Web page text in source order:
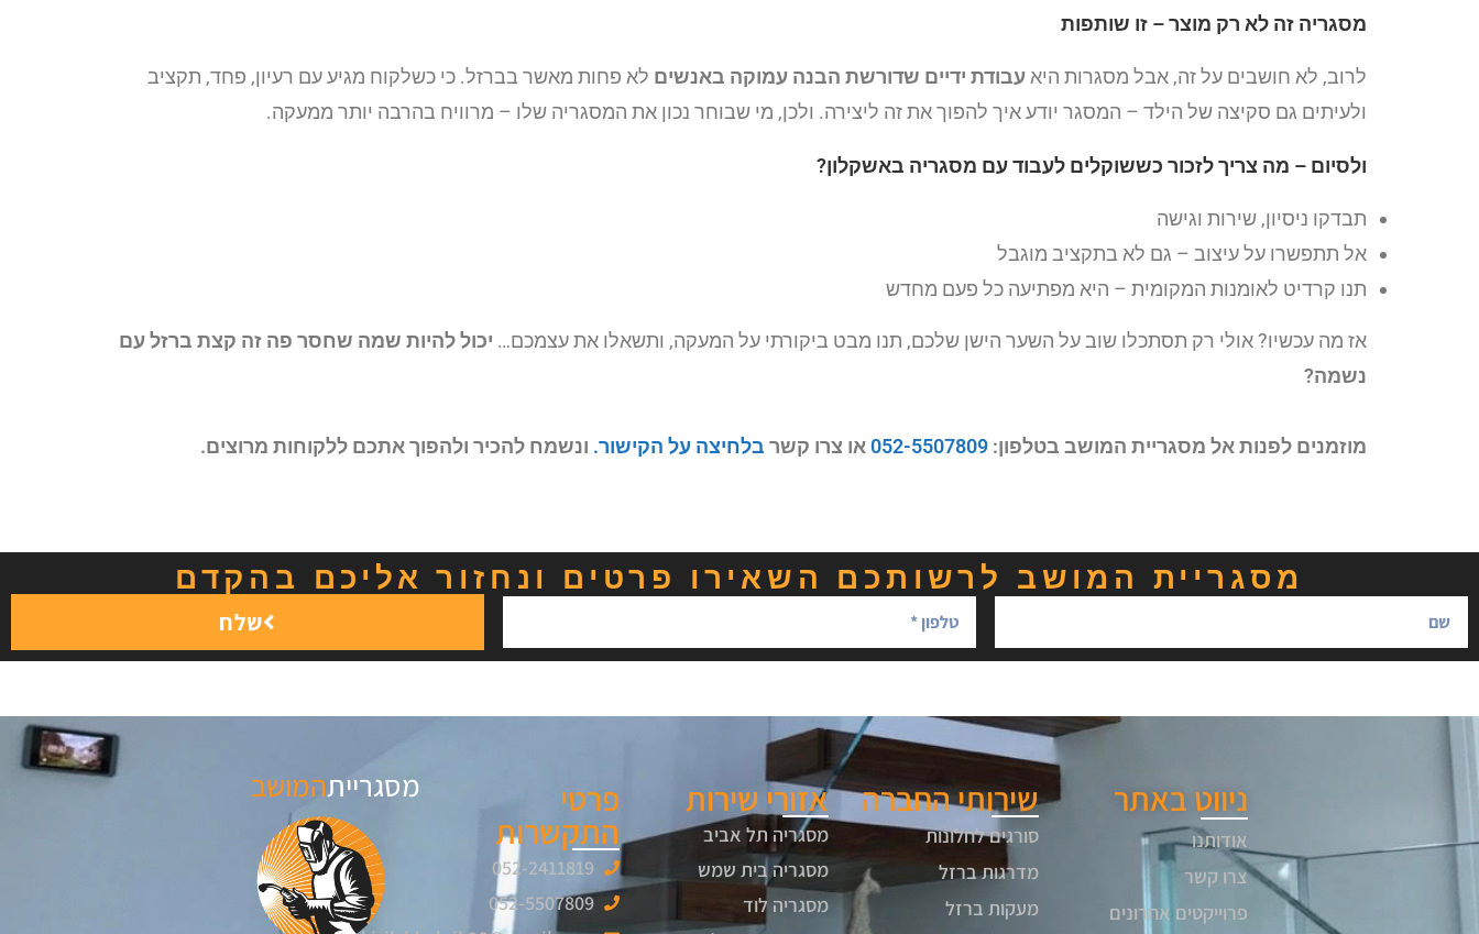
מסגריה זה לא רק מוצר – זו שותפות
לרוב, לא חושבים על זה, אבל מסגרות היאעבודת ידיים שדורשת הבנה עמוקה באנשים לא פחות מאשר בברזל. כי כשלקוח מגיע עם רעיון, פחד, תקציב
ולעיתים גם סקיצה של הילד – המסגר יודע איך להפוך את זה ליצירה. ולכן, מי שבוחר נכון את המסגריה שלו – מרוויח בהרבה יותר ממעקה.
ולסיום – מה צריך לזכור כששוקלים לעבוד עם מסגריה באשקלון?
תבדקו ניסיון, שירות וגישה
אל תתפשרו על עיצוב – גם לא בתקציב מוגבל
תנו קרדיט לאומנות המקומית – היא מפתיעה כל פעם מחדש
אז מה עכשיו? אולי רק תסתכלו שוב על השער הישן שלכם, תנו מבט ביקורתי על המעקה, ותשאלו את עצמכם… יכול להיות שמה שחסר פה זה קצת ברזל עם
נשמה?
מוזמנים לפנות אל מסגריית המושב בטלפון: 052-5507809או צרו קשר בלחיצה על הקישור. ונשמח להכיר ולהפוך אתכם ללקוחות מרוצים.
מסגריית המושב לרשותכם השאירו פרטים ונחזור אליכם בהקדם
שלח
ניווט באתר
אודותנו
צרו קשר
פרוייקטים אחרונים
שירותי החברה
סורגים לחלונות
מדרגות ברזל
מעקות ברזל
אזורי שירות
מסגריה תל אביב
מסגריה בית שמש
מסגריה לוד
פרטי
התקשרות
052-2411819
052-5507809
מסגרייתהמושב